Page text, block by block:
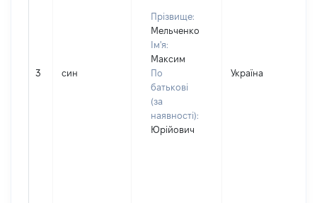
3 син
Прізвище:
Мельченко
Ім'я:
Максим
По
батькові
(за
наявності):
Юрійович
Україна